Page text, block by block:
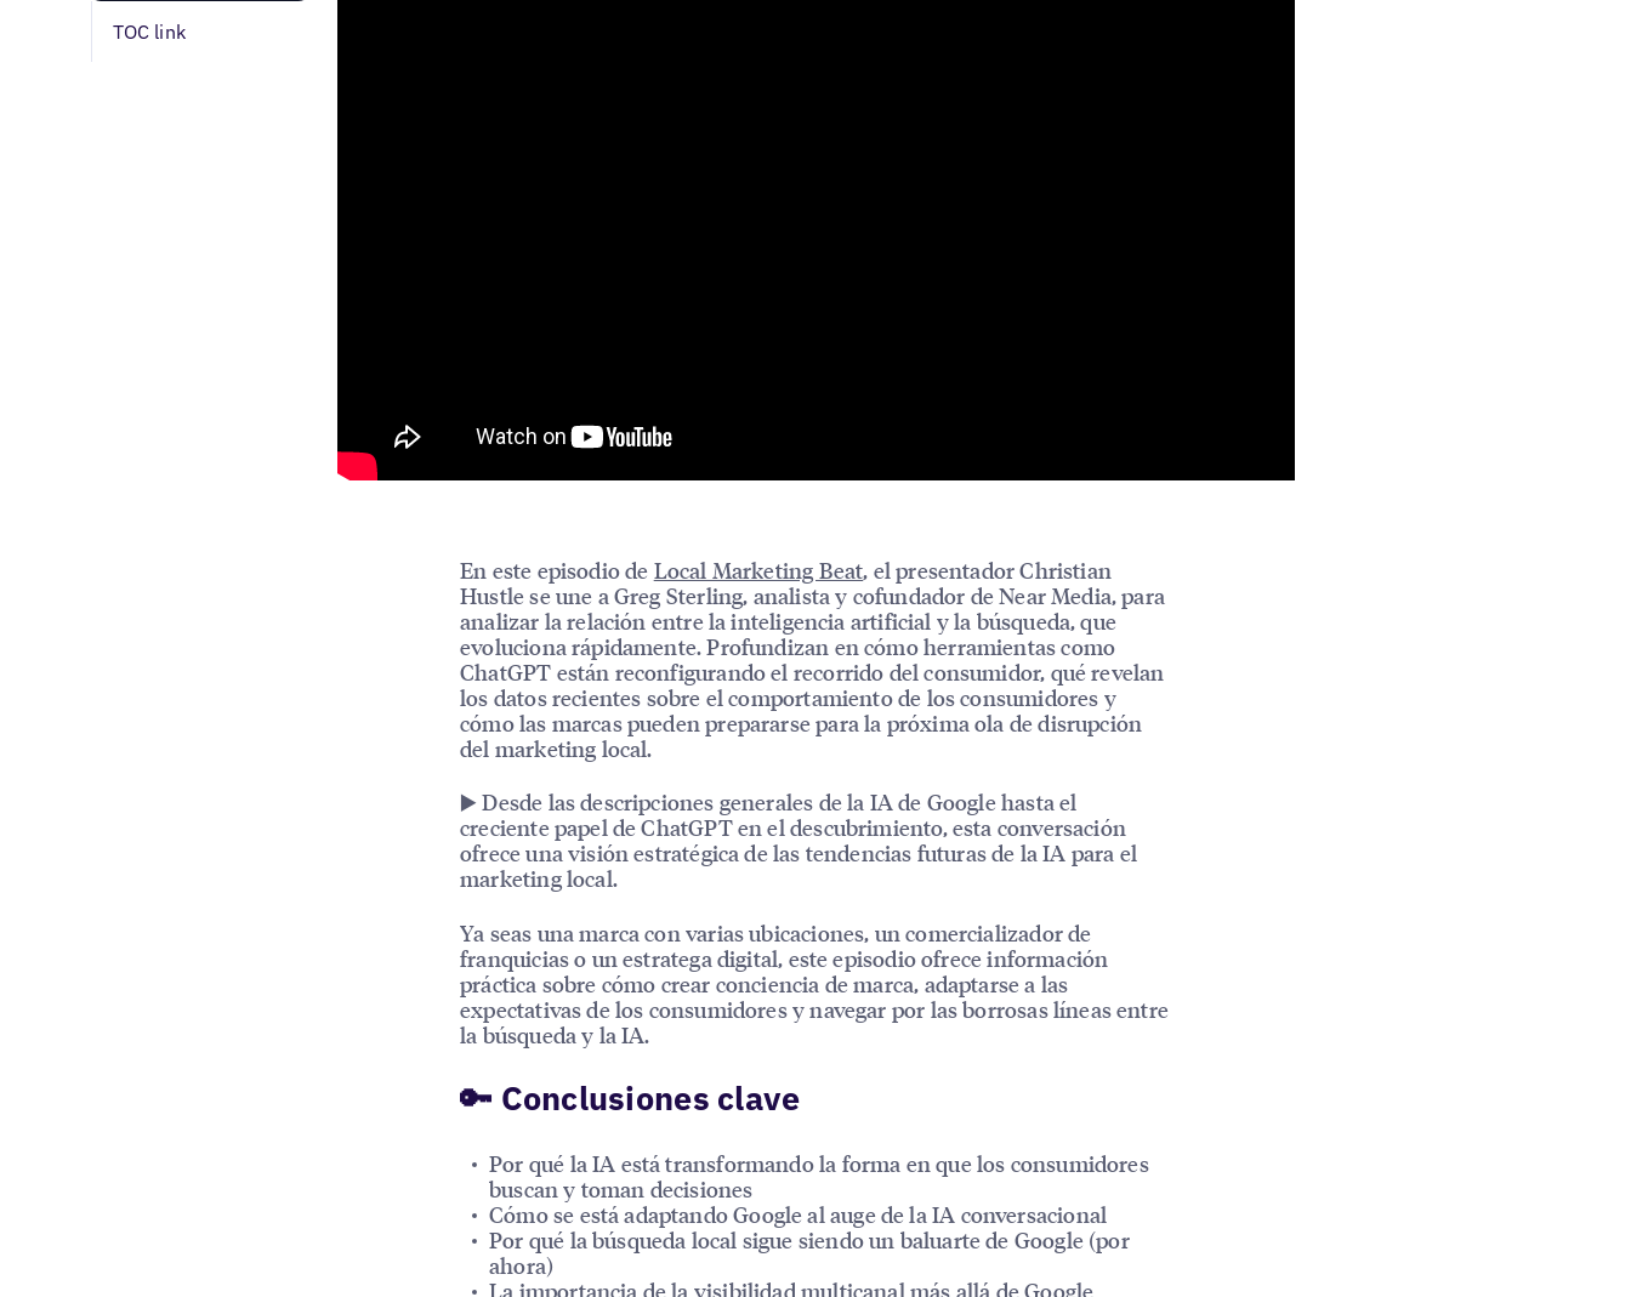
TOC link
En este episodio de Local Marketing Beat, el presentador Christian
Hustle se une a Greg Sterling, analista y cofundador de Near Media, para
analizar la relación entre la inteligencia artificial y la búsqueda, que
evoluciona rápidamente. Profundizan en cómo herramientas como
ChatGPT están reconfigurando el recorrido del consumidor, qué revelan
los datos recientes sobre el comportamiento de los consumidores y
cómo las marcas pueden prepararse para la próxima ola de disrupción
del marketing local.
▶️ Desde las descripciones generales de la IA de Google hasta el
creciente papel de ChatGPT en el descubrimiento, esta conversación
ofrece una visión estratégica de las tendencias futuras de la IA para el
marketing local.
Ya seas una marca con varias ubicaciones, un comercializador de
franquicias o un estratega digital, este episodio ofrece información
práctica sobre cómo crear conciencia de marca, adaptarse a las
expectativas de los consumidores y navegar por las borrosas líneas entre
la búsqueda y la IA.
🔑 Conclusiones clave
Por qué la IA está transformando la forma en que los consumidores
buscan y toman decisiones
Cómo se está adaptando Google al auge de la IA conversacional
Por qué la búsqueda local sigue siendo un baluarte de Google (por
ahora)
La importancia de la visibilidad multicanal más allá de Google